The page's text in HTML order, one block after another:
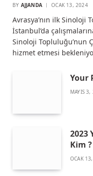
BY AJJANDA OCAK 13, 2024
Avrasya’nın ilk Sinoloji
İstanbul’da
Sinoloji Topluluğu’nun
hizmet etmesi
Your
MAYIS 3,
2023
Kim
OCAK